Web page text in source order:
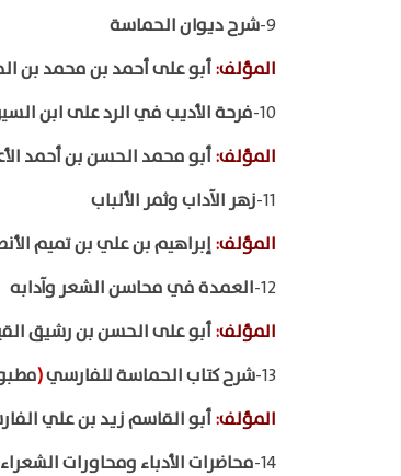
9- شرح ديوان الحماسة
المؤلف:أبو على أحمد بن محمد بن
10- فرحة الأديب في الرد على ابن
المؤلف:أبو محمد الحسن بن أحمد
11- زهر الآداب وثمر الألباب
المؤلف:إبراهيم بن علي بن تميم
12- العمدة في محاسن الشعر وآدابه
المؤلف:أبو على الحسن بن رشيق
13- شرح كتاب الحماسة للفارسي(
المؤلف:أبو القاسم زيد بن علي
14- محاضرات الأدباء ومحاورات الشعراء